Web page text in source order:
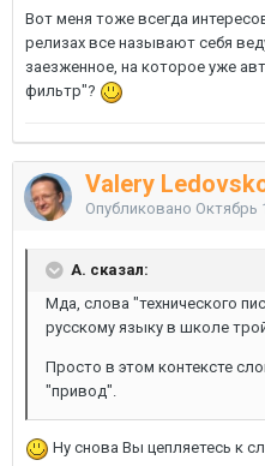
Вот меня тоже всегда
релизах все называют себя
заезженное, на которое уже
фильтр"?
Valery
Опубликовано Октябрь
A. сказал:
Мда, слова "технического
русскому языку в школе
Просто в этом контексте
"привод".
Ну снова Вы цепляетесь к